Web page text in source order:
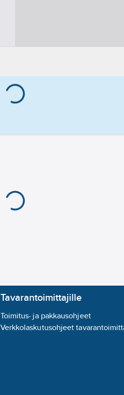
Tavarantoimittajille
Toimitus- ja pakkausohjeet
Verkkolaskutusohjeet